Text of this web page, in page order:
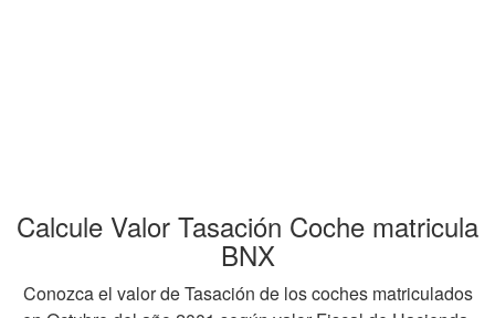
Calcule Valor Tasación Coche matricula
BNX
Conozca el valor de Tasación de los coches matriculados